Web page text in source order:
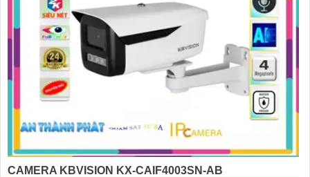
CAMERA KBVISION KX-CAIF4003SN-AB